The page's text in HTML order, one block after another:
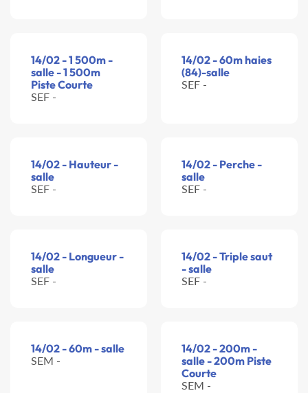
14/02 - 1 500m -
salle - 1 500m
Piste Courte
SEF -
14/02 - 60m haies
(84)-salle
SEF -
14/02 - Hauteur -
salle
SEF -
14/02 - Perche -
salle
SEF -
14/02 - Longueur -
salle
SEF -
14/02 - Triple saut
- salle
SEF -
14/02 - 60m - salle
SEM -
14/02 - 200m -
salle - 200m Piste
Courte
SEM -